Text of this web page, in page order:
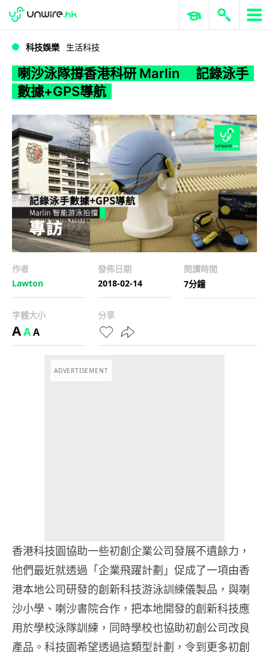
WWDC 2026 ERP 與商業 AI
科技娛樂 生活科技
喇沙泳隊撐香港科研 Marlin 記錄泳手
數據+GPS導航
作者
Lawton
發佈日期
2018-02-14
閱讀時間
7分鐘
字體大小
AAA
分享
ADVERTISEMENT
香港科技園協助一些初創企業公司發展不遺餘力，
他們最近就透過「企業飛躍計劃」促成了一項由香
港本地公司研發的創新科技游泳訓練儀製品，與喇
沙小學、喇沙書院合作，把本地開發的創新科技應
用於學校泳隊訓練，同時學校也協助初創公司改良
產品。科技園希望透過這類型計劃，令到更多初創